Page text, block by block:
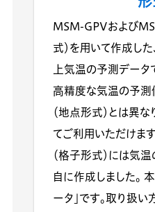
MSM-GPVおよび
式）を用いて作成し
上気温の予測データ
高精度な気温の予測
（地点形式）とは異な
てご利用いただけま
（格子形式）には気
自に作成しました。
ータ」です。取り扱